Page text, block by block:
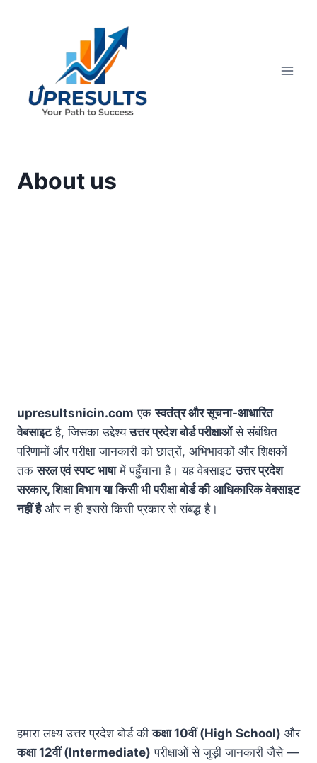
About us
upresultsnicin.com एकस्वतंत्र और सूचना-आधारित
वेबसाइटहै, जिसका उद्देश्यउत्तर प्रदेश बोर्ड परीक्षाओंसे संबंधित
परिणामों और परीक्षा जानकारी को छात्रों, अभिभावकों और शिक्षकों
तकसरल एवं स्पष्ट भाषामें पहुँचाना है। यह वेबसाइटउत्तर प्रदेश
सरकार, शिक्षा विभाग या किसी भी परीक्षा बोर्ड की आधिकारिक वेबसाइट
नहीं हैऔर न ही इससे किसी प्रकार से संबद्ध है।
हमारा लक्ष्य उत्तर प्रदेश बोर्ड कीकक्षा 10वीं (High School) और
कक्षा 12वीं (Intermediate) परीक्षाओं से जुड़ी जानकारी जैसे —